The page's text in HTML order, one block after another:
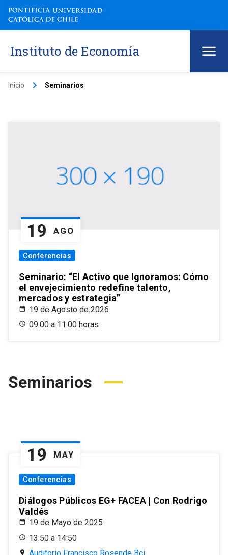
Instituto de Economía
Inicio keyboard_arrow_right Seminarios
19 AGO
Conferencias
Seminario: “El Activo que Ignoramos: Cómo
el envejecimiento redefine talento,
mercados y estrategia”
19 de Agosto de 2026
09:00 a 11:00 horas
Seminarios
19 MAY
Conferencias
Diálogos Públicos EG+ FACEA | Con Rodrigo
Valdés
19 de Mayo de 2025
13:50 a 14:50